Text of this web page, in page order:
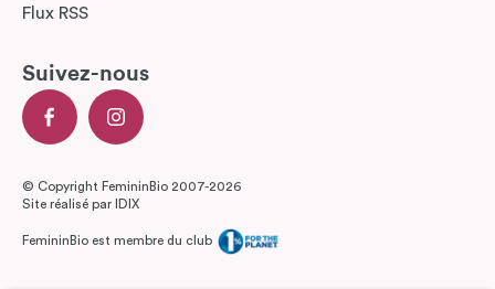
Flux RSS
Suivez-nous
© Copyright FemininBio 2007-2026
Site réalisé par
IDIX
FemininBio est membre du club